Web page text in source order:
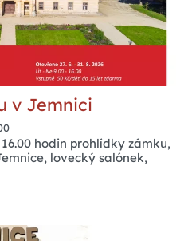
v Jemnici
hodin prohlídky zámku,
lovecký salónek,